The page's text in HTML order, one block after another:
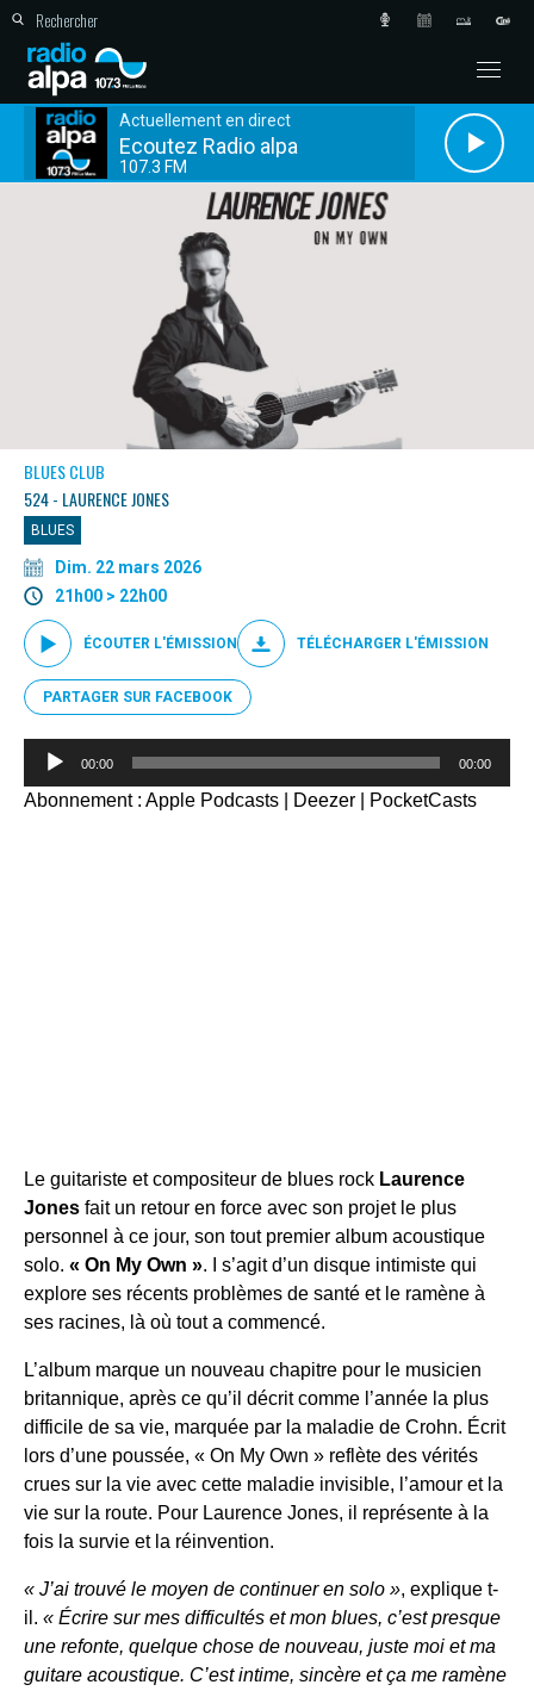
Actuellement en direct
Ecoutez Radio alpa
107.3 FM
BLUES CLUB
524 - LAURENCE JONES
BLUES
Dim. 22 mars 2026
21h00 > 22h00
ÉCOUTER L'ÉMISSION TÉLÉCHARGER L'ÉMISSION
PARTAGER SUR FACEBOOK
Lecteur
00:00 00:00
Abonnement : Apple Podcasts Deezer PocketCasts
Le guitariste et compositeur de blues rock Laurence
Jones fait un retour en force avec son projet le plus
personnel à ce jour, son tout premier album acoustique
solo. « On My Own ». I s’agit d’un disque intimiste qui
explore ses récents problèmes de santé et le ramène à
ses racines, là où tout a commencé.
L’album marque un nouveau chapitre pour le musicien
britannique, après ce qu’il décrit comme l’année la plus
difficile de sa vie, marquée par la maladie de Crohn. Écrit
lors d’une poussée, « On My Own » reflète des vérités
crues sur la vie avec cette maladie invisible, l’amour et la
vie sur la route. Pour Laurence Jones, il représente à la
fois la survie et la réinvention.
« J’ai trouvé le moyen de continuer en solo », explique t-
il. « Écrire sur mes difficultés et mon blues, c’est presque
une refonte, quelque chose de nouveau, juste moi et ma
guitare acoustique. C’est intime, sincère et ça me ramène